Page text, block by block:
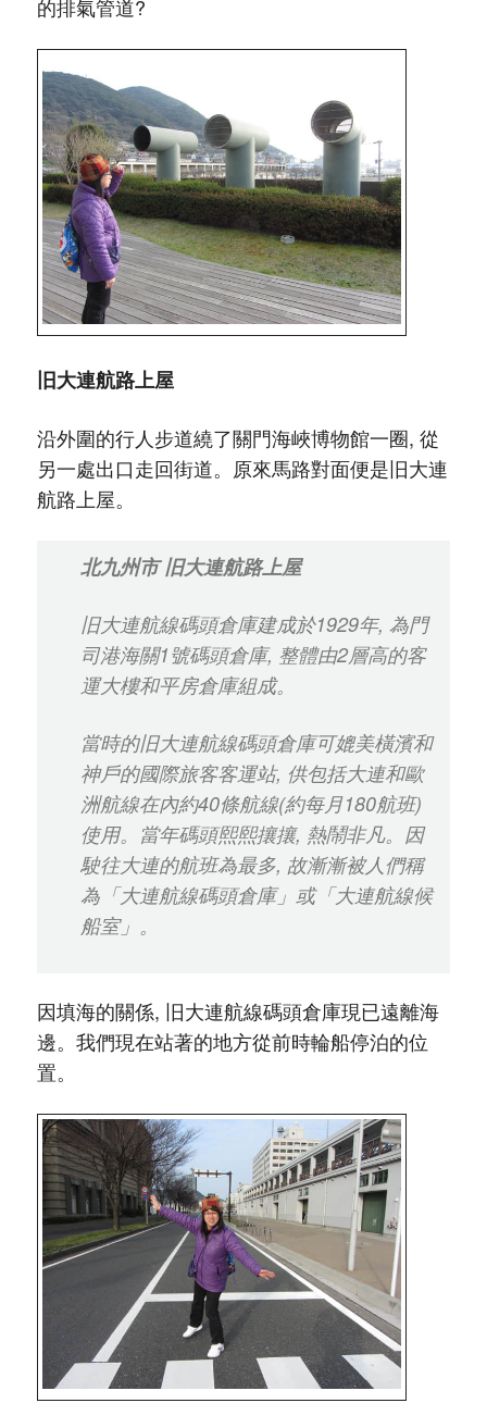
的排氣管道?
旧大連航路上屋
沿外圍的行人步道繞了關門海峽博物館一圈, 從
另一處出口走回街道。原來馬路對面便是旧大連
航路上屋。
北九州市 旧大連航路上屋
旧大連航線碼頭倉庫建成於1929年, 為門
司港海關1號碼頭倉庫, 整體由2層高的客
運大樓和平房倉庫組成。
當時的旧大連航線碼頭倉庫可媲美橫濱和
神戶的國際旅客客運站, 供包括大連和歐
洲航線在內約40條航線(約每月180航班)
使用。當年碼頭熙熙攘攘, 熱鬧非凡。因
駛往大連的航班為最多, 故漸漸被人們稱
為「大連航線碼頭倉庫」或「大連航線候
船室」。
因填海的關係, 旧大連航線碼頭倉庫現已遠離海
邊。我們現在站著的地方從前時輪船停泊的位
置。